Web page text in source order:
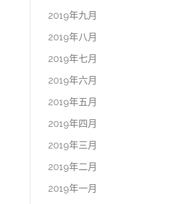
2019年九月
2019年八月
2019年七月
2019年六月
2019年五月
2019年四月
2019年三月
2019年二月
2019年一月